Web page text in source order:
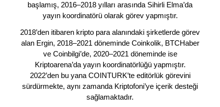
başlamış, 2016–2018 yılları arasında Sihirli Elma’da
yayın koordinatörü olarak görev yapmıştır.
2018’den itibaren kripto para alanındaki şirketlerde görev
alan Ergin, 2018–2021 döneminde Coinkolik, BTCHaber
ve Coinbilgi’de, 2020–2021 döneminde ise
Kriptoarena’da yayın koordinatörlüğü yapmıştır.
2022’den bu yana COINTURK’te editörlük görevini
sürdürmekte, aynı zamanda Kriptofoni’ye içerik desteği
sağlamaktadır.